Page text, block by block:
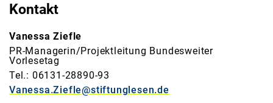
Kontakt
Vanessa Ziefle
PR-Managerin/Projektleitung Bundesweiter
Vorlesetag
Tel.: 06131-28890-93
Vanessa.Ziefle@stiftunglesen.de